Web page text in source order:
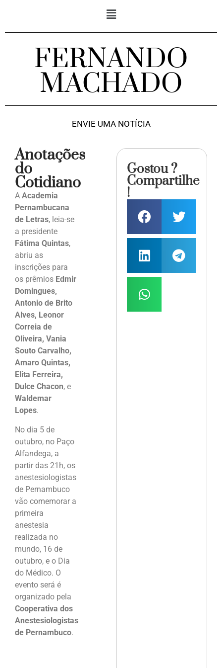
FERNANDO
MACHADO
ENVIE UMA NOTÍCIA
Anotações
do
Cotidiano
A Academia
Pernambucana
de Letras, leia-se
a presidente
Fátima Quintas,
abriu as
inscrições para
os prêmios Edmir
Domingues,
Antonio de Brito
Alves, Leonor
Correia de
Oliveira, Vania
Souto Carvalho,
Amaro Quintas,
Elita Ferreira,
Dulce Chacon, e
Waldemar
Lopes.
No dia 5 de
outubro, no Paço
Alfandega, a
partir das 21h, os
anestesiologistas
de Pernambuco
vão comemorar a
primeira
anestesia
realizada no
mundo, 16 de
outubro, e o Dia
do Médico. O
evento será é
organizado pela
Cooperativa dos
Anestesiologistas
de Pernambuco.
Gostou ?
Compartilhe
!